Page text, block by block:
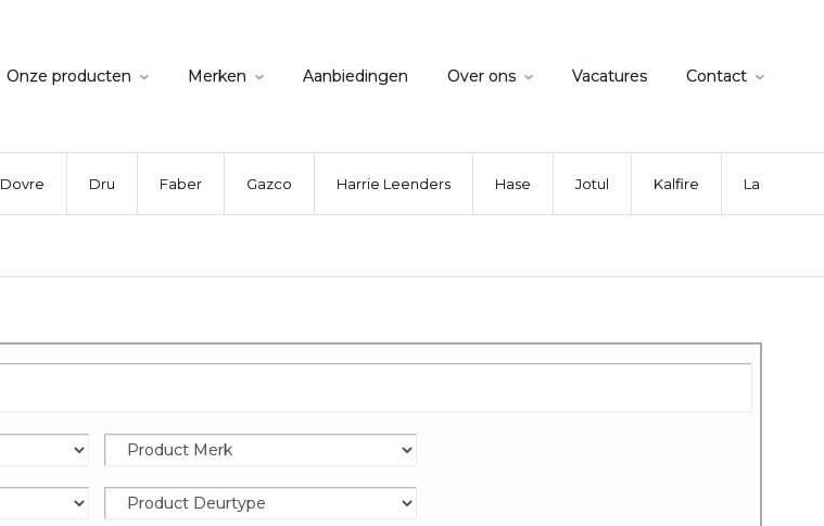
Onze producten Merken Aanbiedingen Over ons Vacatures Contact
Dovre Dru Faber Gazco Harrie Leenders Hase Jotul Kalfire La